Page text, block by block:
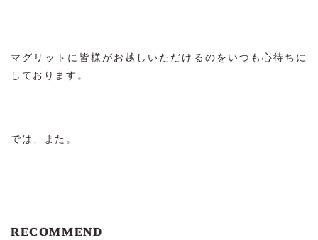
マグリットに皆様がお越しいただけるのをいつも心待ちに
しております。
では、また。
RECOMMEND